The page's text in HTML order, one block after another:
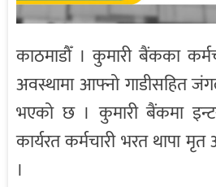
काठमाडौँ । कुमारी बैंकका
अवस्थामा आफ्नो गाडीसहित
भएको छ । कुमारी बैंकमा
कार्यरत कर्मचारी भरत थापा
।